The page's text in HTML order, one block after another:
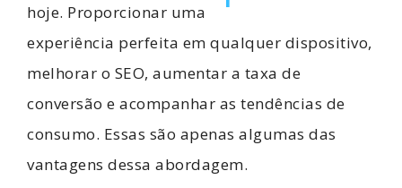
hoje. Proporcionar uma
experiência perfeita em qualquer dispositivo,
melhorar o SEO, aumentar a taxa de
conversão e acompanhar as tendências de
consumo. Essas são apenas algumas das
vantagens dessa abordagem.